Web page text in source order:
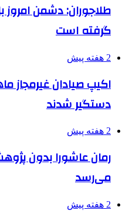
طلاجوران: دشمن امروز
گرفته است
2 هفته پیش
اکیپ صیادان غیرمجاز
دستگیر شدند
2 هفته پیش
رمان عاشورا بدون
می‌رسد
2 هفته پیش